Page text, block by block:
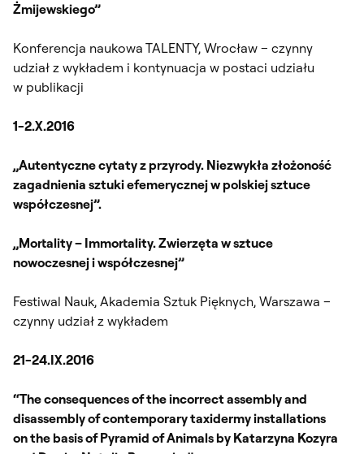
Żmijewskiego”
Konferencja naukowa TALENTY, Wrocław – czynny
udział z wykładem i kontynuacja w postaci udziału
w publikacji
1-2.X.2016
„Autentyczne cytaty z przyrody. Niezwykła złożoność
zagadnienia sztuki efemerycznej w polskiej sztuce
współczesnej”.
„Mortality – Immortality. Zwierzęta w sztuce
nowoczesnej i współczesnej”
Festiwal Nauk, Akademia Sztuk Pięknych, Warszawa –
czynny udział z wykładem
21-24.IX.2016
“The consequences of the incorrect assembly and
disassembly of contemporary taxidermy installations
on the basis of Pyramid of Animals by Katarzyna Kozyra